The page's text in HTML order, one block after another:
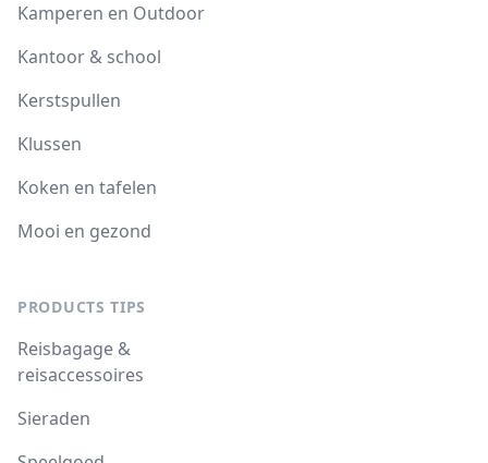
Kamperen en Outdoor
Kantoor & school
Kerstspullen
Klussen
Koken en tafelen
Mooi en gezond
PRODUCTS TIPS
Reisbagage &
reisaccessoires
Sieraden